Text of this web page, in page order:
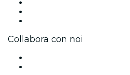
Collabora con noi